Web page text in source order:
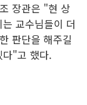
장관은 "현 상
교수님들이 더
판단을 해주길
다"고 했다.